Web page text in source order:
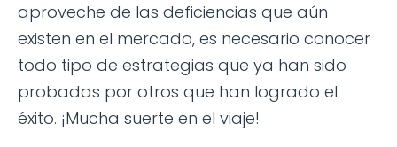
aproveche de las deficiencias que aún
existen en el mercado, es necesario conocer
todo tipo de estrategias que ya han sido
probadas por otros que han logrado el
éxito. ¡Mucha suerte en el viaje!